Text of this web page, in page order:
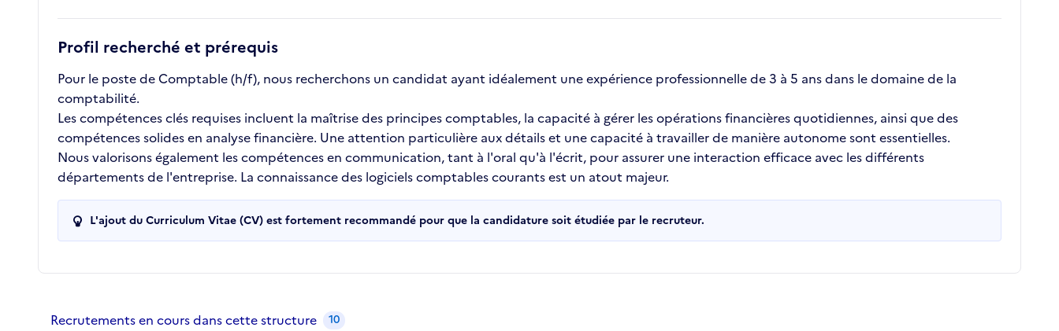
Profil recherché et prérequis
Pour le poste de Comptable (h/f), nous recherchons un candidat ayant idéalement une expérience professionnelle de 3 à 5 ans dans le domaine de la
comptabilité.
Les compétences clés requises incluent la maîtrise des principes comptables, la capacité à gérer les opérations financières quotidiennes, ainsi que des
compétences solides en analyse financière. Une attention particulière aux détails et une capacité à travailler de manière autonome sont essentielles.
Nous valorisons également les compétences en communication, tant à l'oral qu'à l'écrit, pour assurer une interaction efficace avec les différents
départements de l'entreprise. La connaissance des logiciels comptables courants est un atout majeur.
L'ajout du Curriculum Vitae (CV) est fortement recommandé pour que la candidature soit étudiée par le recruteur.
Recrutements de la structure
Recrutements en cours dans cette structure 10